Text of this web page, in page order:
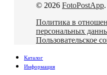
© 2026 FotoPostApp
Политика в
персональных
Пользовательское
Каталог
Информация